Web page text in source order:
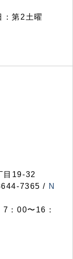
第2土曜
目19-32
7365 / N
：00〜16：